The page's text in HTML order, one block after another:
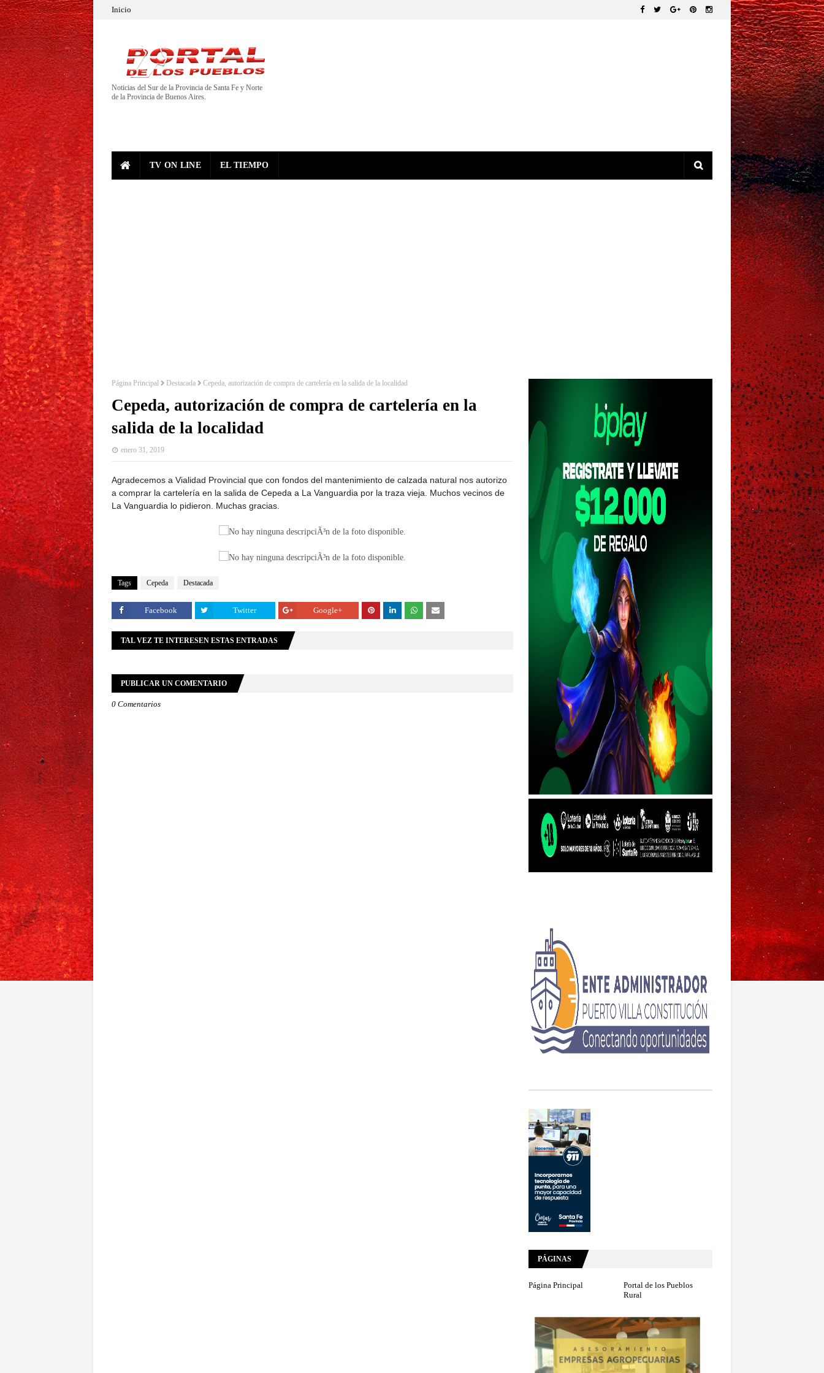
Inicio
Noticias del Sur de la Provincia de Santa Fe y Norte
de la Provincia de Buenos Aires.
TV ON LINE EL TIEMPO
Página Principal Destacada Cepeda, autorización de compra de cartelería en la salida de la localidad
Cepeda, autorización de compra de cartelería en la
salida de la localidad
enero 31, 2019
Agradecemos a Vialidad Provincial que con fondos del mantenimiento de calzada natural nos autorizo
a comprar la cartelería en la salida de Cepeda a La Vanguardia por la traza vieja. Muchos vecinos de
La Vanguardia lo pidieron. Muchas gracias.
Tags Cepeda Destacada
Facebook Twitter Google+
TAL VEZ TE INTERESEN ESTAS ENTRADAS
PUBLICAR UN COMENTARIO
0 Comentarios
PÁGINAS
Página Principal
Portal de los Pueblos
Rural